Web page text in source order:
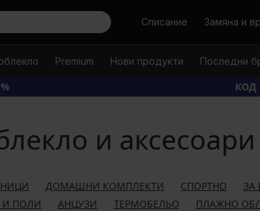
ТърсиСписание Замяна и
Premium Нови продукти Последни
КОД
и
ДОМАШНИ КОМПЛЕКТИ СПОРТНО ЗА
И ПОЛИ АНЦУЗИ ТЕРМОБЕЛЬО ПЛАЖНО